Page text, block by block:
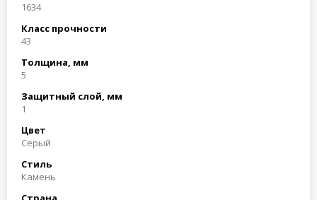
1634
Класс прочности
43
Толщина, мм
5
Защитный слой, мм
1
Цвет
Серый
Стиль
Камень